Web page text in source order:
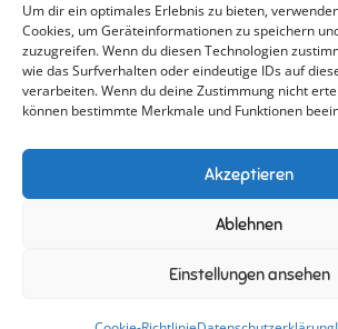
Um dir ein optimales Erlebnis zu bieten,
Cookies, um Geräteinformationen zu speichern
zuzugreifen. Wenn du diesen Technologien
wie das Surfverhalten oder eindeutige IDs auf
verarbeiten. Wenn du deine Zustimmung nicht
können bestimmte Merkmale und Funktionen
Akzeptieren
Ablehnen
Einstellungen ansehen
Datenschutzerklärung
Cookie-Richtlinie (EU)
Copyright © All rights reserved.